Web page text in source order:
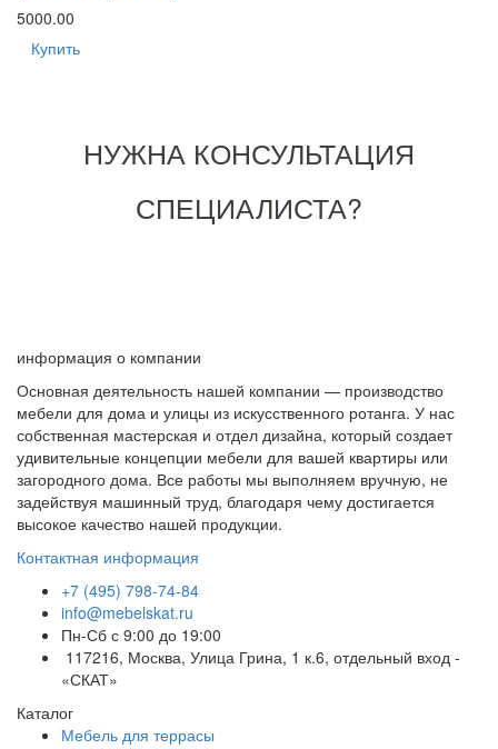
5000.00
Купить
НУЖНА КОНСУЛЬТАЦИЯ
СПЕЦИАЛИСТА?
информация о компании
Основная деятельность нашей компании — производство
мебели для дома и улицы из искусственного ротанга. У нас
собственная мастерская и отдел дизайна, который создает
удивительные концепции мебели для вашей квартиры или
загородного дома. Все работы мы выполняем вручную, не
задействуя машинный труд, благодаря чему достигается
высокое качество нашей продукции.
Контактная информация
+7 (495) 798-74-84
info@mebelskat.ru
Пн-Сб с 9:00 до 19:00
117216, Москва, Улица Грина, 1 к.6, отдельный вход -
«СКАТ»
Каталог
Мебель для террасы